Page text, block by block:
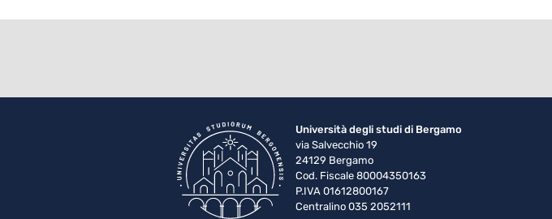
Università degli studi di Bergamo
via Salvecchio 19
24129 Bergamo
Cod. Fiscale 80004350163
P.IVA 01612800167
Centralino 035 2052111